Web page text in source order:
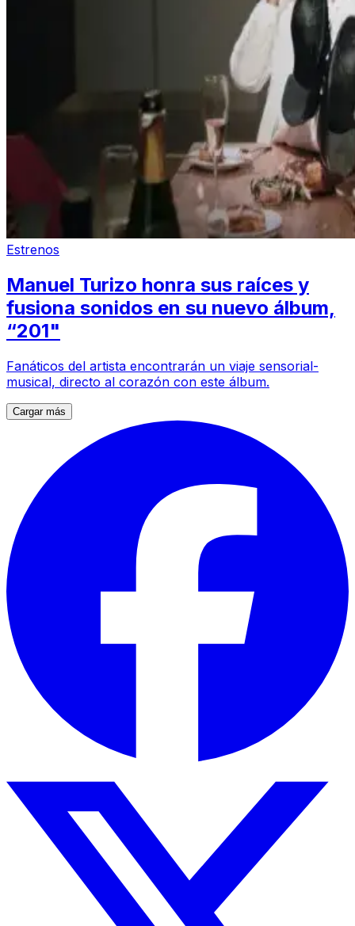
Estrenos
Manuel Turizo honra sus raíces y
fusiona sonidos en su nuevo álbum,
“201"
Fanáticos del artista encontrarán un viaje sensorial-
musical, directo al corazón con este álbum.
Cargar más